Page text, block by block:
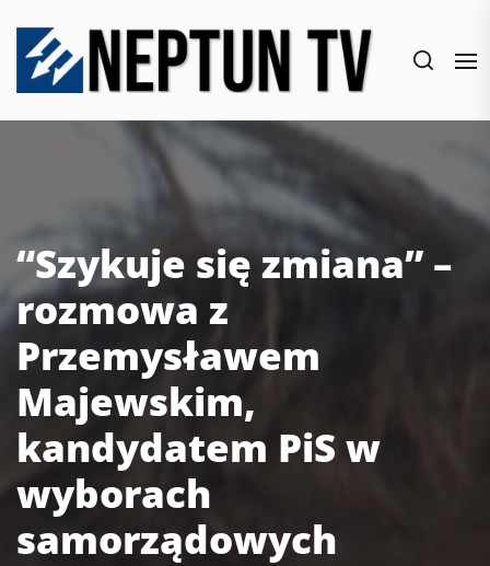
content
“Szykuje się zmiana” –
rozmowa z
Przemysławem
Majewskim,
kandydatem PiS w
wyborach
samorządowych